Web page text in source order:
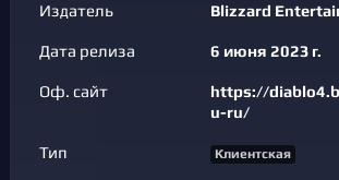
Издатель Blizzard
Дата релиза 6 июня 2023 г.
Оф. сайт
https://
u-ru/
Тип Клиентская